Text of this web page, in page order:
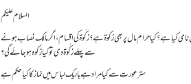
السلام علیکم
کیا ہے؟ کیا حرام مال پر بھی زکوۃ ہے؟ زکٰوۃ کی اقسام ،اگر مالک نصاب ہونے
سے پہلے زکٰوۃ دی تو کیا زکوه ہو جائےگی؟
ستر عورت سے کیا مراد ہے باریک لباس میں نماز کا کیا حکم ہے